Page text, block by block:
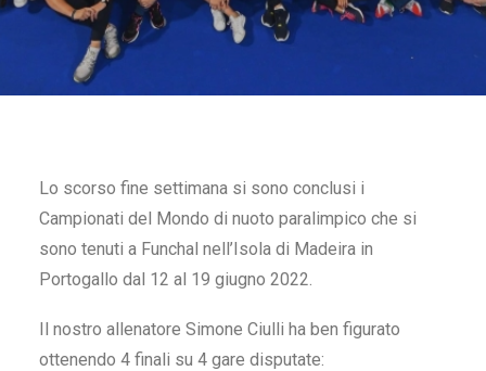
IT
Lo scorso fine settimana si sono conclusi i
Campionati del Mondo di nuoto paralimpico che si
sono tenuti a Funchal nell’Isola di Madeira in
Portogallo dal 12 al 19 giugno 2022.
Il nostro allenatore Simone Ciulli ha ben figurato
ottenendo 4 finali su 4 gare disputate: